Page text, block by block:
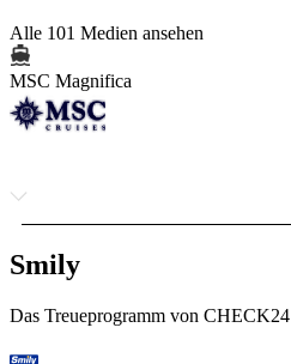
Alle 101 Medien ansehen
MSC Magnifica
Smily
Das Treueprogramm von CHECK24